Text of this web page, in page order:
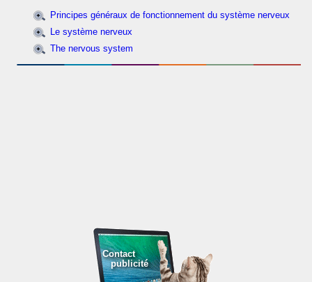
Principes généraux de fonctionnement du système nerveux
Le système nerveux
The nervous system
Contact
publicité